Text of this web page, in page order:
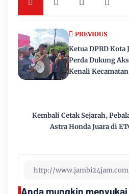
Kembali Cetak Sejarah,
Astra Honda Juara di
PREVIOUS
Ketua DPRD Kota
Perda Dukung
Kenali
Anda mungkin